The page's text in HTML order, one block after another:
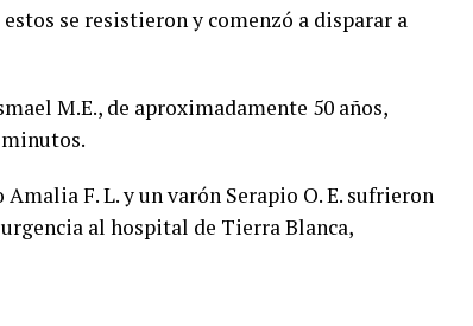
se resistieron y comenzó a disparar a
M.E., de aproximadamente 50 años,
F. L. y un varón Serapio O. E. sufrieron
al hospital de Tierra Blanca,